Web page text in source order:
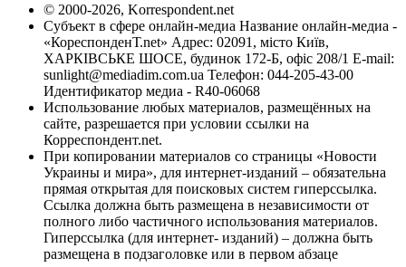
© 2000-2026, Korrespondent.net
Субъект в сфере онлайн-медиа Название онлайн-медиа -
«КореспонденТ.net» Адрес: 02091, місто Київ,
ХАРКІВСЬКЕ ШОСЕ, будинок 172-Б, офіс 208/1 E-mail:
sunlight@mediadim.com.ua Телефон: 044-205-43-00
Идентификатор медиа - R40-06068
Использование любых материалов, размещённых на
сайте, разрешается при условии ссылки на
Корреспондент.net.
При копировании материалов со страницы «Новости
Украины и мира», для интернет-изданий – обязательна
прямая открытая для поисковых систем гиперссылка.
Ссылка должна быть размещена в независимости от
полного либо частичного использования материалов.
Гиперссылка (для интернет- изданий) – должна быть
размещена в подзаголовке или в первом абзаце